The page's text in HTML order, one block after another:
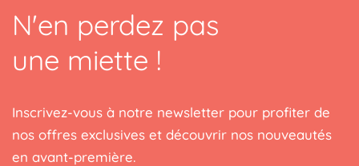
N'en perdez pas
une miette !
Inscrivez-vous à notre newsletter pour profiter de
nos offres exclusives et découvrir nos nouveautés
en avant-première.